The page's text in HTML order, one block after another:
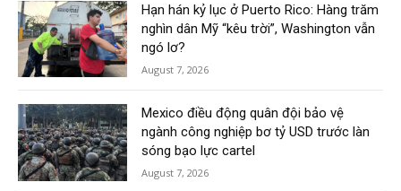
Hạn hán kỷ lục ở Puerto Rico: Hàng trăm
nghìn dân Mỹ “kêu trời”, Washington vẫn
ngó lơ?
August 7, 2026
Mexico điều động quân đội bảo vệ
ngành công nghiệp bơ tỷ USD trước làn
sóng bạo lực cartel
August 7, 2026